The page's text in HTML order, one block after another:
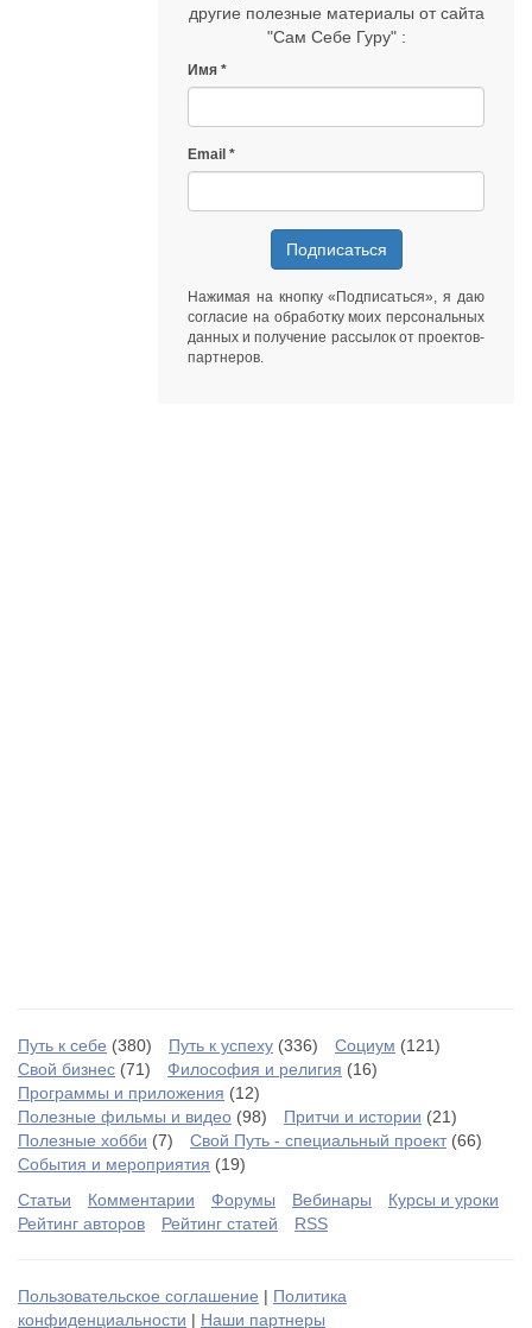
другие полезные материалы от сайта
"Сам Себе Гуру" :
Имя
Email
Подписаться
Нажимая на кнопку «Подписаться», я даю
согласие на обработку моих персональных
данных и получение рассылок от проектов-
партнеров.
Путь к себе (380) Путь к успеху (336) Социум (121)
Свой бизнес (71) Философия и религия (16)
Программы и приложения (12)
Полезные фильмы и видео (98) Притчи и истории (21)
Полезные хобби (7) Свой Путь - специальный проект(66)
События и мероприятия (19)
Статьи
Комментарии Форумы Вебинары
Курсы и уроки
Рейтинг авторов
Рейтинг статей RSS
Пользовательское соглашение | Политика
конфиденциальности | Наши партнеры